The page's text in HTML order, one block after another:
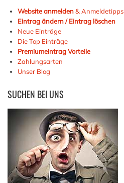
Website anmelden& Anmeldetipps
Eintrag ändern / Eintrag löschen
Neue Einträge
Die Top Einträge
Premiumeintrag Vorteile
Zahlungsarten
Unser Blog
SUCHEN BEI UNS